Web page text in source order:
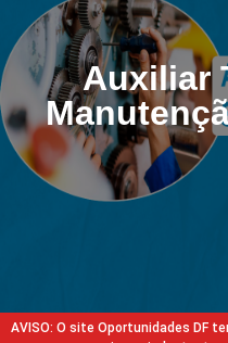
Auxiliar
AVISO: O site Oportunidades DF